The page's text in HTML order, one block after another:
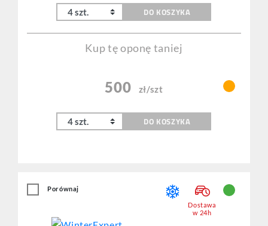
DO KOSZYKA
Kup tę oponę taniej
500 zł/szt
DO KOSZYKA
Porównaj
Dostawa
w 24h